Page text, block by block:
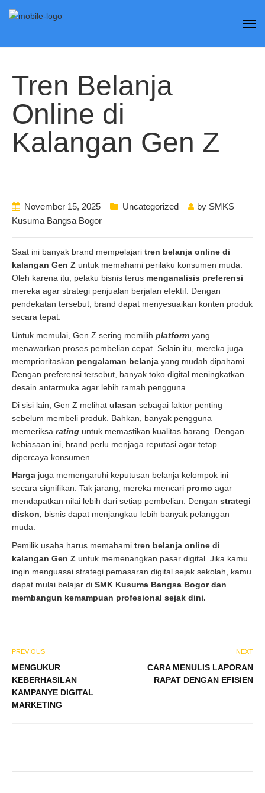
Tren Belanja
Online di
Kalangan Gen Z
November 15, 2025 Uncategorized by SMKS
Kusuma Bangsa Bogor
Saat ini banyak brand mempelajari tren belanja online di
kalangan Gen Z untuk memahami perilaku konsumen muda.
Oleh karena itu, pelaku bisnis terus menganalisis preferensi
mereka agar strategi penjualan berjalan efektif. Dengan
pendekatan tersebut, brand dapat menyesuaikan konten produk
secara tepat.
Untuk memulai, Gen Z sering memilih platform yang
menawarkan proses pembelian cepat. Selain itu, mereka juga
memprioritaskan pengalaman belanja yang mudah dipahami.
Dengan preferensi tersebut, banyak toko digital meningkatkan
desain antarmuka agar lebih ramah pengguna.
Di sisi lain, Gen Z melihat ulasan sebagai faktor penting
sebelum membeli produk. Bahkan, banyak pengguna
memeriksa rating untuk memastikan kualitas barang. Dengan
kebiasaan ini, brand perlu menjaga reputasi agar tetap
dipercaya konsumen.
Harga juga memengaruhi keputusan belanja kelompok ini
secara signifikan. Tak jarang, mereka mencari promo agar
mendapatkan nilai lebih dari setiap pembelian. Dengan strategi
diskon, bisnis dapat menjangkau lebih banyak pelanggan
muda.
Pemilik usaha harus memahami tren belanja online di
kalangan Gen Z untuk memenangkan pasar digital. Jika kamu
ingin menguasai strategi pemasaran digital sejak sekolah, kamu
dapat mulai belajar di SMK Kusuma Bangsa Bogor dan
membangun kemampuan profesional sejak dini.
PREVIOUS
MENGUKUR
KEBERHASILAN
KAMPANYE DIGITAL
MARKETING
NEXT
CARA MENULIS LAPORAN
RAPAT DENGAN EFISIEN